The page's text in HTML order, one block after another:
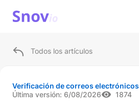
Todos los artículos
Verificación de correos electrónicos
Última versión: 6/08/2026 1874